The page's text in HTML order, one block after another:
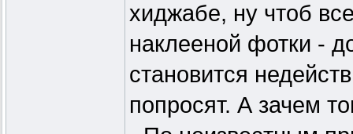
хиджабе, ну чтоб
наклееной фотки -
становится
попросят. А зачем